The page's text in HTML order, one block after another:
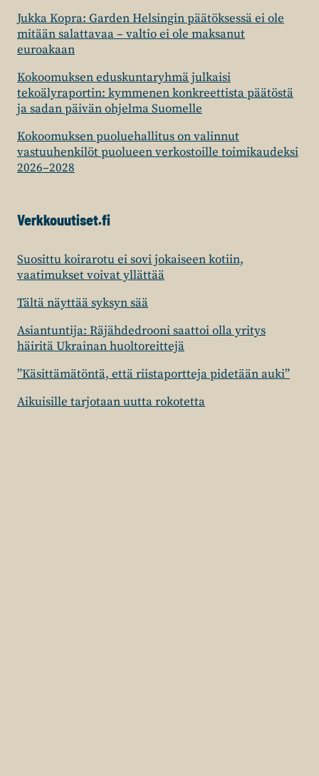
Jukka Kopra: Garden Helsingin päätöksessä ei ole
mitään salattavaa – valtio ei ole maksanut
euroakaan
Kokoomuksen eduskuntaryhmä julkaisi
tekoälyraportin: kymmenen konkreettista päätöstä
ja sadan päivän ohjelma Suomelle
Kokoomuksen puoluehallitus on valinnut
vastuuhenkilöt puolueen verkostoille toimikaudeksi
2026–2028
Verkkouutiset.fi
Suosittu koirarotu ei sovi jokaiseen kotiin,
vaatimukset voivat yllättää
Tältä näyttää syksyn sää
Asiantuntija: Räjähdedrooni saattoi olla yritys
häiritä Ukrainan huoltoreittejä
”Käsittämätöntä, että riistaportteja pidetään auki”
Aikuisille tarjotaan uutta rokotetta